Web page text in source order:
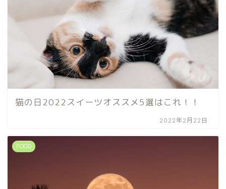
猫の日2022スイーツオススメ5選はこれ！！
2022年2月22日
FOOD